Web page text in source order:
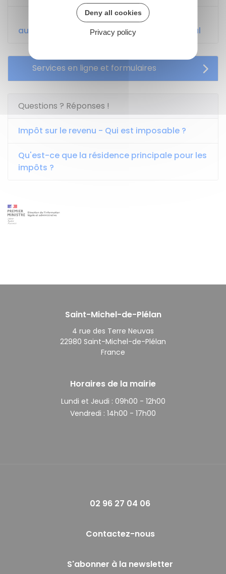
Bofip-Impôts n°BOI-IR-CHAMP-10 relatif
aux personnes imposables et domicile fiscal
Services en ligne et formulaires
Questions ? Réponses !
Impôt sur le revenu - Qui est imposable ?
Qu'est-ce que la résidence principale pour les
impôts ?
Saint-Michel-de-Plélan
4 rue des Terre Neuvas
22980 Saint-Michel-de-Plélan
France
Horaires de la mairie
Lundi et Jeudi : 09h00 - 12h00
Vendredi : 14h00 - 17h00
02 96 27 04 06
Contactez-nous
S'abonner à la newsletter
Deny all cookies
Privacy policy